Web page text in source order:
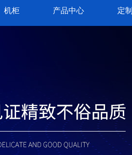
机柜 产品中心 定